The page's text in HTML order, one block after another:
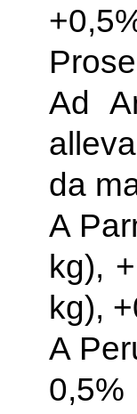
Ad
da
A
kg),
kg),
A
0,5%